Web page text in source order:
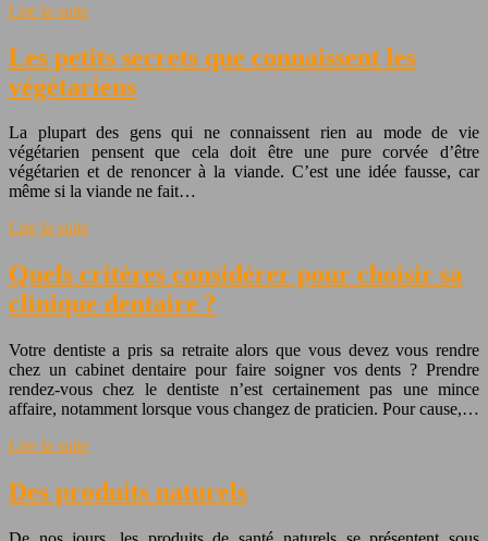
Lire la suite
Les petits secrets que connaissent les
végétariens
La plupart des gens qui ne connaissent rien au mode de vie
végétarien pensent que cela doit être une pure corvée d’être
végétarien et de renoncer à la viande. C’est une idée fausse, car
même si la viande ne fait…
Lire la suite
Quels critères considérer pour choisir sa
clinique dentaire ?
Votre dentiste a pris sa retraite alors que vous devez vous rendre
chez un cabinet dentaire pour faire soigner vos dents ? Prendre
rendez-vous chez le dentiste n’est certainement pas une mince
affaire, notamment lorsque vous changez de praticien. Pour cause,…
Lire la suite
Des produits naturels